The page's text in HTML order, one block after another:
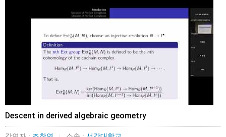
Descent in derived algebraic geometry